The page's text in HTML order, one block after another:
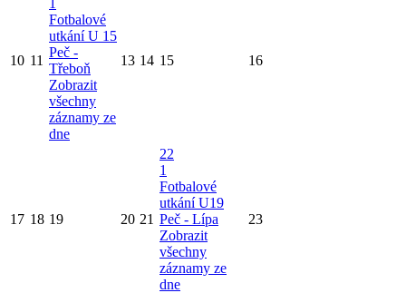
10 11
Fotbalové
utkání U 15
Peč -
Třeboň
Zobrazit
všechny
záznamy ze
dne
13 14 15 16
17 18 19 20 21
22
1
Fotbalové
utkání U19
Peč - Lípa
Zobrazit
všechny
záznamy ze
dne
23